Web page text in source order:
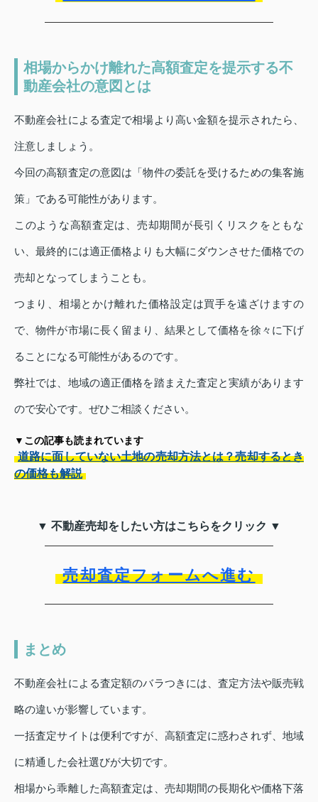
相場からかけ離れた高額査定を提示する不
動産会社の意図とは
不動産会社による査定で相場より高い金額を提示されたら、
注意しましょう。
今回の高額査定の意図は「物件の委託を受けるための集客施
策」である可能性があります。
このような高額査定は、売却期間が長引くリスクをともな
い、最終的には適正価格よりも大幅にダウンさせた価格での
売却となってしまうことも。
つまり、相場とかけ離れた価格設定は買手を遠ざけますの
で、物件が市場に長く留まり、結果として価格を徐々に下げ
ることになる可能性があるのです。
弊社では、地域の適正価格を踏まえた査定と実績があります
ので安心です。ぜひご相談ください。
▼この記事も読まれています
道路に面していない土地の売却方法とは？売却するとき
の価格も解説
▼ 不動産売却をしたい方はこちらをクリック ▼
売却査定フォームへ進む
まとめ
不動産会社による査定額のバラつきには、査定方法や販売戦
略の違いが影響しています。
一括査定サイトは便利ですが、高額査定に惑わされず、地域
に精通した会社選びが大切です。
相場から乖離した高額査定は、売却期間の長期化や価格下落